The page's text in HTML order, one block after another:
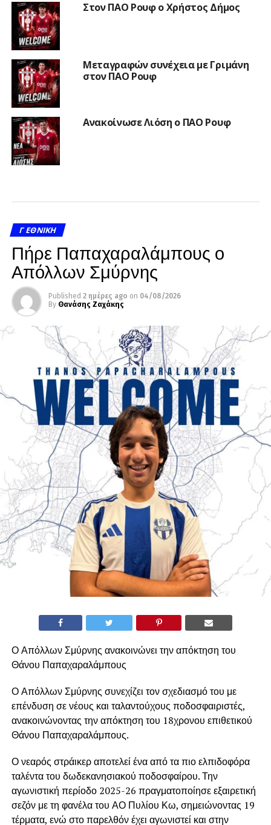
Στον ΠΑΟ Ρουφ ο Χρήστος Δήμος
Μεταγραφών συνέχεια με Γριμάνη
στον ΠΑΟ Ρουφ
Ανακοίνωσε Λιόση ο ΠΑΟ Ρουφ
Γ ΕΘΝΙΚΉ
Πήρε Παπαχαραλάμπους ο
Απόλλων Σμύρνης
Published 2 ημέρες ago on 04/08/2026
By Θανάσης Ζαχάκης
Ο Απόλλων Σμύρνης ανακοινώνει την απόκτηση του
Θάνου Παπαχαραλάμπους
Ο Απόλλων Σμύρνης συνεχίζει τον σχεδιασμό του με
επένδυση σε νέους και ταλαντούχους ποδοσφαιριστές,
ανακοινώνοντας την απόκτηση του 18χρονου επιθετικού
Θάνου Παπαχαραλάμπους.
Ο νεαρός στράικερ αποτελεί ένα από τα πιο ελπιδοφόρα
ταλέντα του δωδεκανησιακού ποδοσφαίρου. Την
αγωνιστική περίοδο 2025-26 πραγματοποίησε εξαιρετική
σεζόν με τη φανέλα του ΑΟ Πυλίου Κω, σημειώνοντας 19
τέρματα, ενώ στο παρελθόν έχει αγωνιστεί και στην